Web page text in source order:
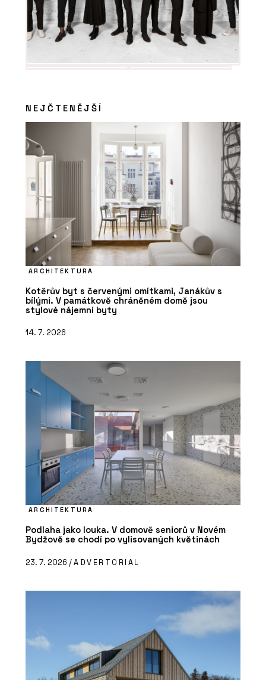
NEJČTENĚJŠÍ
ARCHITEKTURA
Kotěrův byt s červenými omítkami, Janákův s
bílými. V památkově chráněném domě jsou
stylové nájemní byty
14. 7. 2026
ARCHITEKTURA
Podlaha jako louka. V domově seniorů v Novém
Bydžově se chodí po vylisovaných květinách
23. 7. 2026 /ADVERTORIAL